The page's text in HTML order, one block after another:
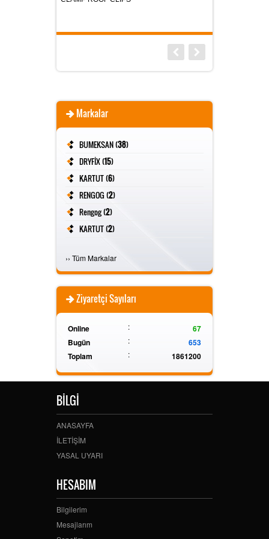
Markalar
BUMEKSAN (38)
DRYFİX (15)
KARTUT (6)
RENGOG (2)
Rengog (2)
KARTUT (2)
›› Tüm Markalar
Ziyaretçi Sayıları
Online :
67
Bugün
:
653
Toplam
: 1861200
BİLGİ
ANASAYFA
İLETİŞİM
YASAL UYARI
HESABIM
Bilgilerim
Mesajlarım